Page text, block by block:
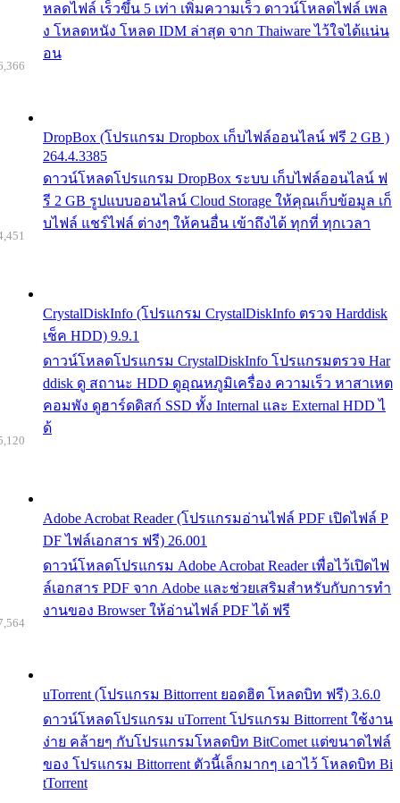
หลดไฟล์ เร็วขึ้น 5 เท่า เพิ่มความเร็ว ดาวน์โหลดไฟล์ เพล
ง โหลดหนัง โหลด IDM ล่าสุด จาก Thaiware ไว้ใจได้แน่น
อน
DropBox (โปรแกรม Dropbox เก็บไฟล์ออนไลน์ ฟรี 2 GB )
264.4.3385
ดาวน์โหลดโปรแกรม DropBox ระบบ เก็บไฟล์ออนไลน์ ฟ
รี 2 GB รูปแบบออนไลน์ Cloud Storage ให้คุณเก็บข้อมูล เก็
บไฟล์ แชร์ไฟล์ ต่างๆ ให้คนอื่น เข้าถึงได้ ทุกที่ ทุกเวลา
CrystalDiskInfo (โปรแกรม CrystalDiskInfo ตรวจ Harddisk
เช็ค HDD) 9.9.1
ดาวน์โหลดโปรแกรม CrystalDiskInfo โปรแกรมตรวจ Har
ddisk ดู สถานะ HDD ดูอุณหภูมิเครื่อง ความเร็ว หาสาเหต
คอมพัง ดูฮาร์ดดิสก์ SSD ทั้ง Internal และ External HDD ไ
ด้
Adobe Acrobat Reader (โปรแกรมอ่านไฟล์ PDF เปิดไฟล์ P
DF ไฟล์เอกสาร ฟรี) 26.001
ดาวน์โหลดโปรแกรม Adobe Acrobat Reader เพื่อไว้เปิดไฟ
ล์เอกสาร PDF จาก Adobe และช่วยเสริมสำหรับกับการทำ
งานของ Browser ให้อ่านไฟล์ PDF ได้ ฟรี
uTorrent (โปรแกรม Bittorrent ยอดฮิต โหลดบิท ฟรี) 3.6.0
ดาวน์โหลดโปรแกรม uTorrent โปรแกรม Bittorrent ใช้งาน
ง่าย คล้ายๆ กับโปรแกรมโหลดบิท BitComet แต่ขนาดไฟล์
ของ โปรแกรม Bittorrent ตัวนี้เล็กมากๆ เอาไว้ โหลดบิท Bi
tTorrent